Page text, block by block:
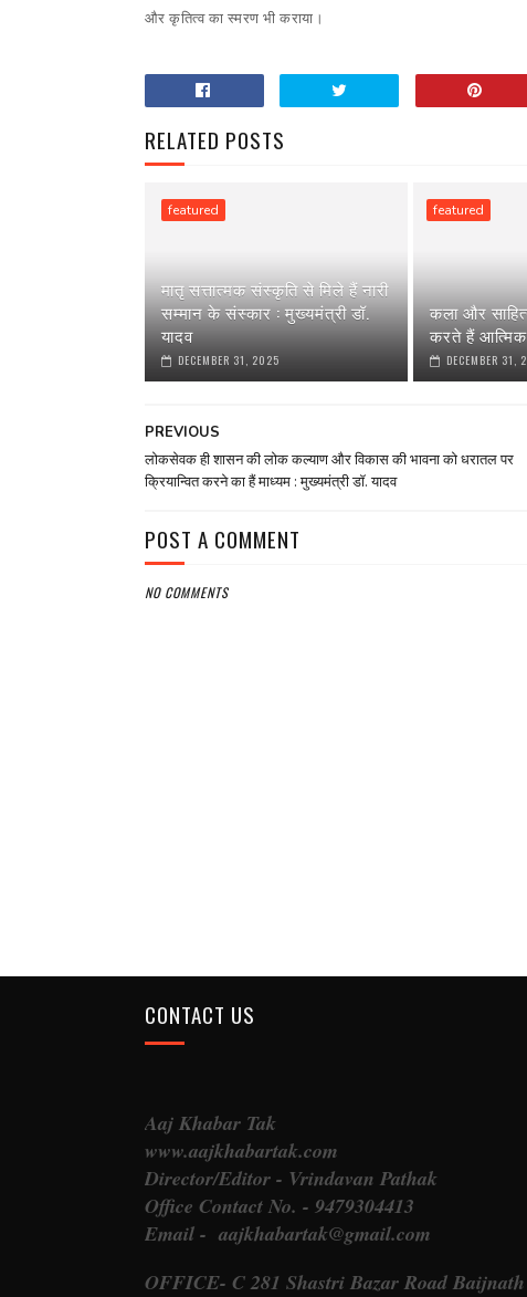
और कृतित्व का स्मरण भी कराया।
RELATED POSTS
featured
मातृ सत्तात्मक संस्कृति से मिले हैं नारी
सम्मान के संस्कार : मुख्यमंत्री डॉ.
यादव
DECEMBER 31, 2025
featured
कला और
करते हैं
DECEMBER 31,
PREVIOUS
लोकसेवक ही शासन की लोक कल्याण और विकास की भावना को धरातल पर
क्रियान्वित करने का हैं माध्यम : मुख्यमंत्री डॉ. यादव
POST A COMMENT
NO COMMENTS
CONTACT US
Aaj Khabar Tak
www.aajkhabartak.com
Director/Editor - Vrindavan Pathak
Office Contact No. - 9479304413
Email - aajkhabartak@gmail.com
OFFICE- C 281 Shastri Bazar Road Baijnath